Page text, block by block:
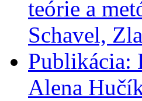
teórie a
Schavel,
Publikácia:
Alena